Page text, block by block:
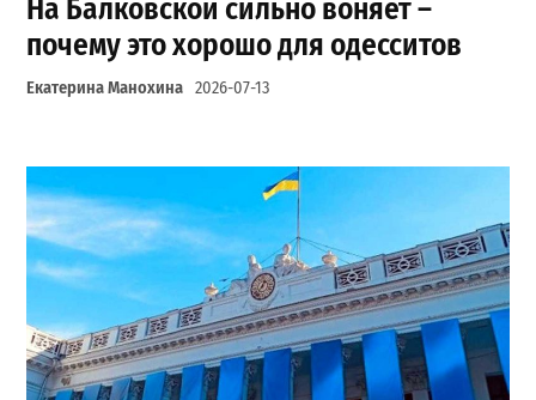
На Балковской сильно воняет –
почему это хорошо для одесситов
Екатерина Манохина 2026-07-13